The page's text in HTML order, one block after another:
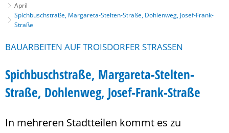
April
Spichbuschstraße, Margareta-Stelten-Straße, Dohlenweg, Josef-Frank-
Straße
BAUARBEITEN AUF TROISDORFER STRASSEN
Spichbuschstraße, Margareta-Stelten-
Straße, Dohlenweg, Josef-Frank-Straße
In mehreren Stadtteilen kommt es zu